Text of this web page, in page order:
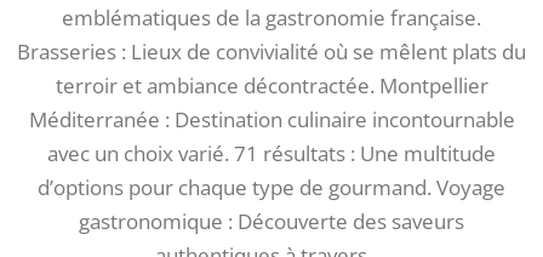
emblématiques de la gastronomie française.
Brasseries : Lieux de convivialité où se mêlent plats du
terroir et ambiance décontractée. Montpellier
Méditerranée : Destination culinaire incontournable
avec un choix varié. 71 résultats : Une multitude
d’options pour chaque type de gourmand. Voyage
gastronomique : Découverte des saveurs